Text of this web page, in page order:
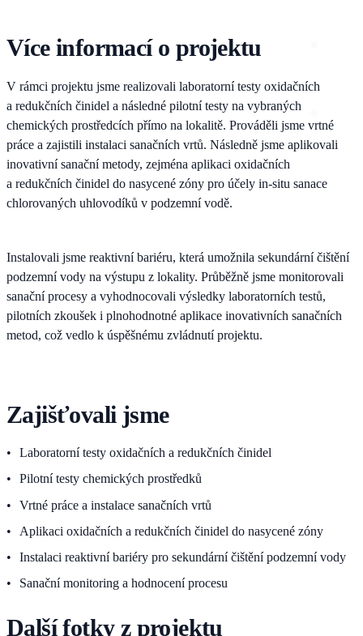
Více informací o projektu
V rámci projektu jsme realizovali laboratorní testy oxidačních
a redukčních činidel a následné pilotní testy na vybraných
chemických prostředcích přímo na lokalitě. Prováděli jsme vrtné
práce a zajistili instalaci sanačních vrtů. Následně jsme aplikovali
inovativní sanační metody, zejména aplikaci oxidačních
a redukčních činidel do nasycené zóny pro účely in-situ sanace
chlorovaných uhlovodíků v podzemní vodě.
Instalovali jsme reaktivní bariéru, která umožnila sekundární čištění
podzemní vody na výstupu z lokality. Průběžně jsme monitorovali
sanační procesy a vyhodnocovali výsledky laboratorních testů,
pilotních zkoušek i plnohodnotné aplikace inovativních sanačních
metod, což vedlo k úspěšnému zvládnutí projektu.
Zajišťovali jsme
Laboratorní testy oxidačních a redukčních činidel
Pilotní testy chemických prostředků
Vrtné práce a instalace sanačních vrtů
Aplikaci oxidačních a redukčních činidel do nasycené zóny
Instalaci reaktivní bariéry pro sekundární čištění podzemní vody
Sanační monitoring a hodnocení procesu
Další fotky z projektu